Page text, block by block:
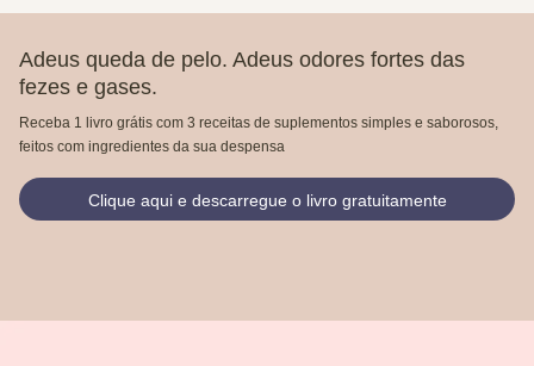
Adeus queda de pelo. Adeus odores fortes das
fezes e gases.
Receba 1 livro grátis com 3 receitas de suplementos simples e saborosos,
feitos com ingredientes da sua despensa
Clique aqui e descarregue o livro gratuitamente